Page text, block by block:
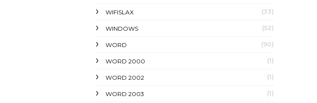
WIFISLAX (33)
WINDOWS (52)
WORD (90)
WORD 2000 (1)
WORD 2002 (1)
WORD 2003 (1)